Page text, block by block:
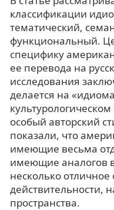
классификации
тематический,
функциональный.
специфику
ее перевода на
исследования
делается на
особый авторский
показали, что
имеющие весьма
имеющие аналогов
несколько отличное
действительности,
пространства.